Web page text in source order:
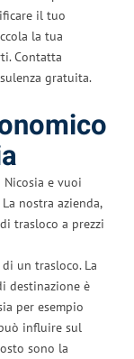
il tuo
la tua
Contatta
gratuita.
e vuoi
nostra azienda,
trasloco a prezzi
un trasloco. La
destinazione è
per esempio
influire sul
sono la